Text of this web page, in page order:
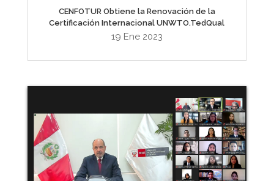
CENFOTUR Obtiene la Renovación de la
Certificación Internacional UNWTO.TedQual
19 Ene 2023